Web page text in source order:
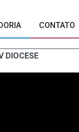
CONTATO
DIOCESE